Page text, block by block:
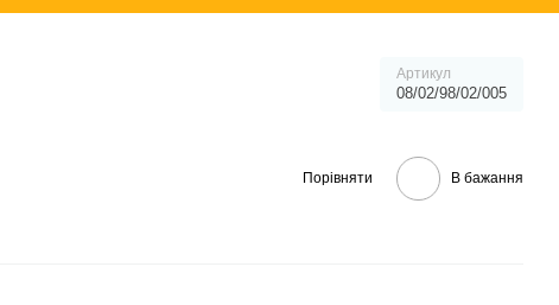
Артикул
08/02/98/02/005
Порівняти В бажання